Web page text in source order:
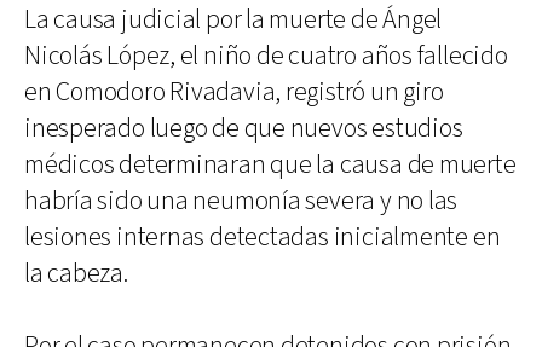
La causa judicial por la muerte de Ángel
Nicolás López, el niño de cuatro años fallecido
en Comodoro Rivadavia, registró un giro
inesperado luego de que nuevos estudios
médicos determinaran que la causa de muerte
habría sido una neumonía severa y no las
lesiones internas detectadas inicialmente en
la cabeza.